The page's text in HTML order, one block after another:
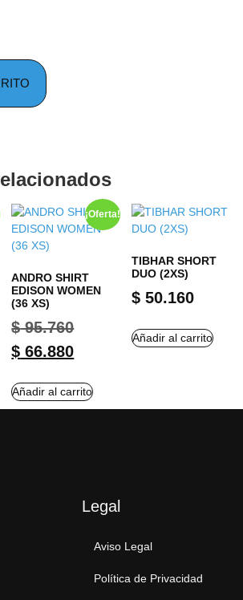
¡Oferta!
ANDRO SHIRT
EDISON WOMEN
(36 XS)
$95.760
$ 66.880
Añadir al carrito
TIBHAR SHORT
DUO (2XS)
$50.160
Añadir al carrito
Legal
Aviso Legal
Política de Privacidad